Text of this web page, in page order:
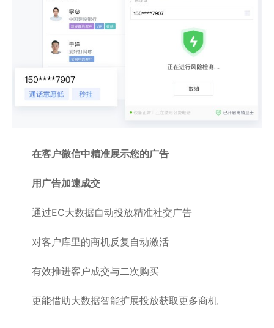
在客户微信中精准展示您的广告
用广告加速成交
通过EC大数据自动投放精准社交广告
对客户库里的商机反复自动激活
有效推进客户成交与二次购买
更能借助大数据智能扩展投放获取更多商机